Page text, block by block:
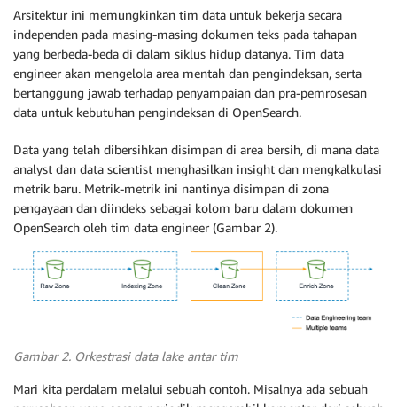
Arsitektur ini memungkinkan tim data untuk bekerja secara
independen pada masing-masing dokumen teks pada tahapan
yang berbeda-beda di dalam siklus hidup datanya. Tim data
engineer akan mengelola area mentah dan pengindeksan, serta
bertanggung jawab terhadap penyampaian dan pra-pemrosesan
data untuk kebutuhan pengindeksan di OpenSearch.
Data yang telah dibersihkan disimpan di area bersih, di mana data
analyst dan data scientist menghasilkan insight dan mengkalkulasi
metrik baru. Metrik-metrik ini nantinya disimpan di zona
pengayaan dan diindeks sebagai kolom baru dalam dokumen
OpenSearch oleh tim data engineer (Gambar 2).
Gambar 2. Orkestrasi data lake antar tim
Mari kita perdalam melalui sebuah contoh. Misalnya ada sebuah